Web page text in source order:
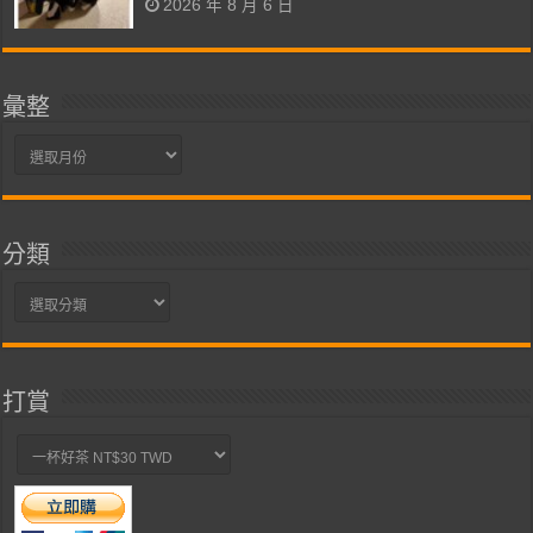
2026 年 8 月 6 日
彙整
彙
分類
分
打賞